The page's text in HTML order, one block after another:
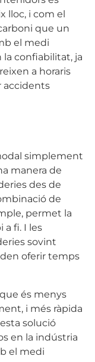
lloc, i com el
que un
el medi
confiabilitat, ja
a horaris
accidents
simplement
manera de
des de
de
permet la
fi. I les
sovint
oferir temps
és menys
i més ràpida
solució
en la indústria
el medi